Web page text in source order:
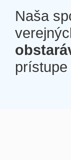
Naša